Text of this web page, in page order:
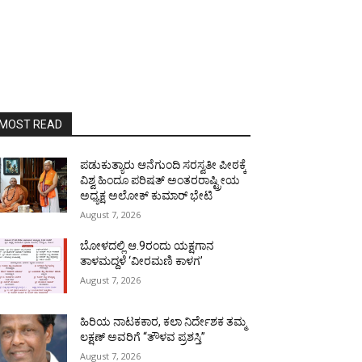
READ
ಪಡುಕುತ್ಯಾರು ಆನೆಗುಂದಿ ಸರಸ್ವತೀ ಪೀಠಕ್ಕೆ
ವಿಶ್ವ ಹಿಂದೂ ಪರಿಷತ್ ಅಂತರರಾಷ್ಟ್ರೀಯ
ಅಧ್ಯಕ್ಷ ಅಲೋಕ್ ಕುಮಾರ್ ಭೇಟಿ
August 7, 2026
ಬೋಳದಲ್ಲಿ ಆ.9ರಂದು ಯಕ್ಷಗಾನ
ತಾಳಮದ್ದಳೆ ‘ವೀರಮಣಿ ಕಾಳಗ’
August 7, 2026
ಹಿರಿಯ ನಾಟಕಕಾರ, ಕಲಾ ನಿರ್ದೇಶಕ ತಮ್ಮ
ಲಕ್ಷಣ್ ಅವರಿಗೆ “ತೌಳವ ಪ್ರಶಸ್ತಿ”
August 7, 2026